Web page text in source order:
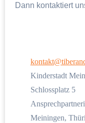
Dann kontaktiert
Kinderstadt
Schlossplatz 5
Meiningen,